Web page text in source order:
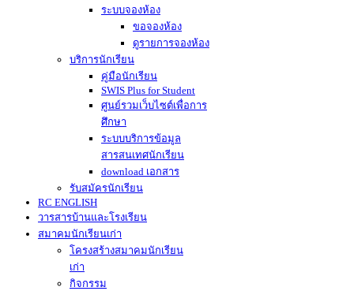
ระบบจองห้อง
ขอจองห้อง
ดูรายการจองห้อง
บริการนักเรียน
คู่มือนักเรียน
SWIS Plus for Student
ศูนย์รวมเว็บไซต์เพื่อการ
ศึกษา
ระบบบริการข้อมูล
สารสนเทศนักเรียน
download เอกสาร
รับสมัครนักเรียน
RC ENGLISH
วารสารบ้านและโรงเรียน
สมาคมนักเรียนเก่า
โครงสร้างสมาคมนักเรียน
เก่า
กิจกรรม